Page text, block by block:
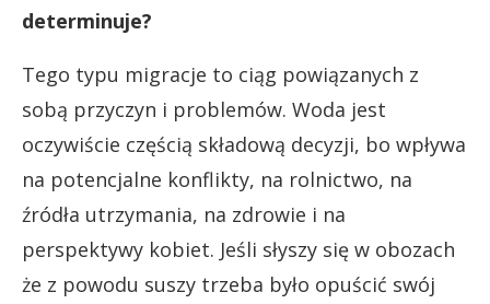
determinuje?
Tego typu migracje to ciąg powiązanych z
sobą przyczyn i problemów. Woda jest
oczywiście częścią składową decyzji, bo wpływa
na potencjalne konflikty, na rolnictwo, na
źródła utrzymania, na zdrowie i na
perspektywy kobiet. Jeśli słyszy się w obozach
że z powodu suszy trzeba było opuścić swój